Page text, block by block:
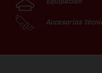
Accesorios